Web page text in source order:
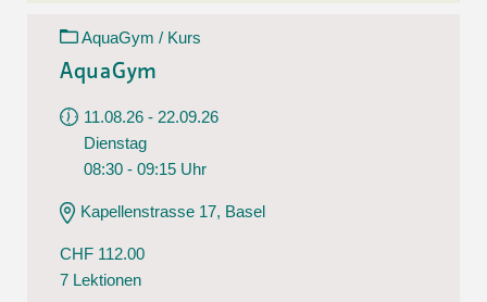
AquaGym / Kurs
AquaGym
11.08.26 - 22.09.26
Dienstag
08:30 - 09:15 Uhr
Kapellenstrasse 17, Basel
CHF 112.00
7 Lektionen